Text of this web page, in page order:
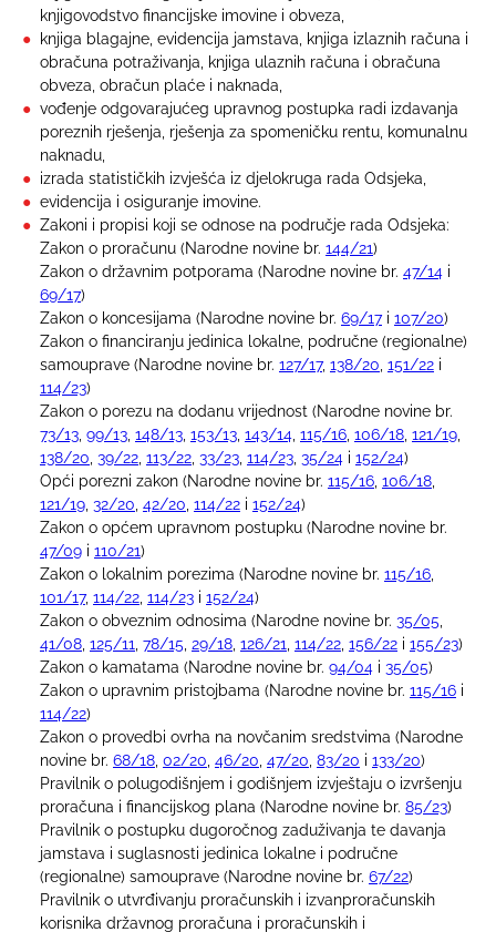
knjigovodstvo financijske imovine i obveza,
knjiga blagajne, evidencija jamstava, knjiga izlaznih računa i
obračuna potraživanja, knjiga ulaznih računa i obračuna
obveza, obračun plaće i naknada,
vođenje odgovarajućeg upravnog postupka radi izdavanja
poreznih rješenja, rješenja za spomeničku rentu, komunalnu
naknadu,
izrada statističkih izvješća iz djelokruga rada Odsjeka,
evidencija i osiguranje imovine.
Zakoni i propisi koji se odnose na područje rada Odsjeka:
Zakon o proračunu (Narodne novine br. 144/21)
Zakon o državnim potporama (Narodne novine br. 47/14 i
69/17)
Zakon o koncesijama (Narodne novine br. 69/17i 107/20)
Zakon o financiranju jedinica lokalne, područne (regionalne)
samouprave (Narodne novine br. 127/17, 138/20 151/22 i
114/23)
Zakon o porezu na dodanu vrijednost (Narodne novine br.
73/13 99/13 148/13 153/13 143/14 115/16 106/18 121/19
138/20 39/22 113/22 33/23 114/23 35/24 i 152/24)
Opći porezni zakon (Narodne novine br. 115/16 106/18
121/19 32/20 42/20 114/22 i 152/24)
Zakon o općem upravnom postupku (Narodne novine br.
47/09 i 110/21)
Zakon o lokalnim porezima (Narodne novine br. 115/16
101/17, 114/22 114/23 i 152/24)
Zakon o obveznim odnosima (Narodne novine br. 35/05
41/08 125/11 78/15 29/18 126/21 114/22 156/22 i 155/23)
Zakon o kamatama (Narodne novine br. 94/04 i 35/05)
Zakon o upravnim pristojbama (Narodne novine br. 115/16 i
114/22)
Zakon o provedbi ovrha na novčanim sredstvima (Narodne
novine br. 68/18 02/20 46/20 47/20 83/20 i 133/20)
Pravilnik o polugodišnjem i godišnjem izvještaju o izvršenju
proračuna i financijskog plana (Narodne novine br. 85/23)
Pravilnik o postupku dugoročnog zaduživanja te davanja
jamstava i suglasnosti jedinica lokalne i područne
(regionalne) samouprave (Narodne novine br. 67/22)
Pravilnik o utvrđivanju proračunskih i izvanproračunskih
korisnika državnog proračuna i proračunskih i